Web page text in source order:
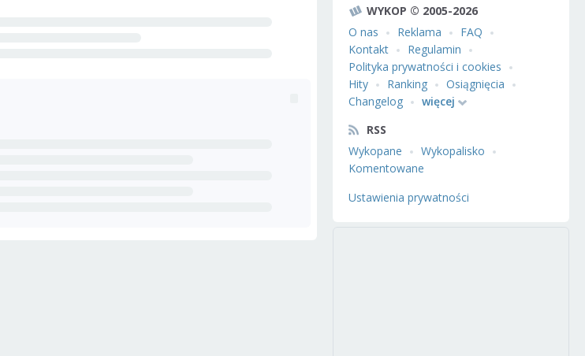
WYKOP © 2005-2026
O nas
Reklama
FAQ
Kontakt
Regulamin
Polityka prywatności i cookies
Hity
Ranking
Osiągnięcia
Changelog
więcej
RSS
Wykopane
Wykopalisko
Komentowane
Ustawienia prywatności